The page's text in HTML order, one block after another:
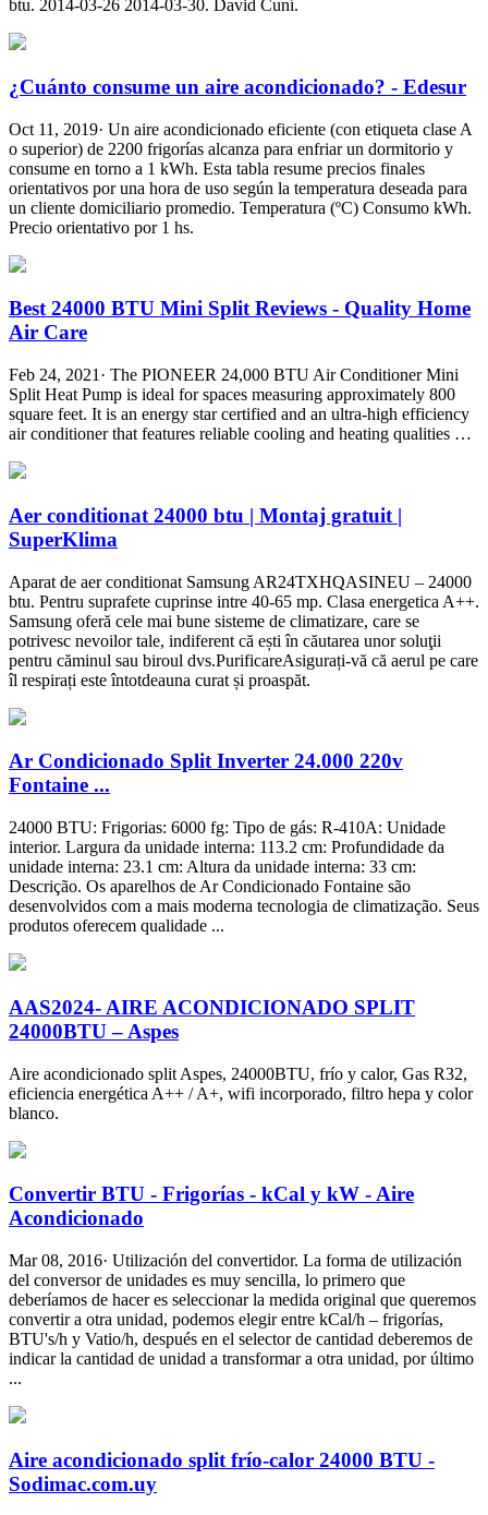
btu. 2014-03-26 2014-03-30. David Cuní.
¿Cuánto consume un aire acondicionado? - Edesur
Oct 11, 2019· Un aire acondicionado eficiente (con etiqueta clase A
o superior) de 2200 frigorías alcanza para enfriar un dormitorio y
consume en torno a 1 kWh. Esta tabla resume precios finales
orientativos por una hora de uso según la temperatura deseada para
un cliente domiciliario promedio. Temperatura (ºC) Consumo kWh.
Precio orientativo por 1 hs.
Best 24000 BTU Mini Split Reviews - Quality Home
Air Care
Feb 24, 2021· The PIONEER 24,000 BTU Air Conditioner Mini
Split Heat Pump is ideal for spaces measuring approximately 800
square feet. It is an energy star certified and an ultra-high efficiency
air conditioner that features reliable cooling and heating qualities …
Aer conditionat 24000 btu | Montaj gratuit |
SuperKlima
Aparat de aer conditionat Samsung AR24TXHQASINEU – 24000
btu. Pentru suprafete cuprinse intre 40-65 mp. Clasa energetica A++.
Samsung oferă cele mai bune sisteme de climatizare, care se
potrivesc nevoilor tale, indiferent că ești în căutarea unor soluţii
pentru căminul sau biroul dvs.PurificareAsigurați-vă că aerul pe care
îl respirați este întotdeauna curat și proaspăt.
Ar Condicionado Split Inverter 24.000 220v
Fontaine ...
24000 BTU: Frigorias: 6000 fg: Tipo de gás: R-410A: Unidade
interior. Largura da unidade interna: 113.2 cm: Profundidade da
unidade interna: 23.1 cm: Altura da unidade interna: 33 cm:
Descrição. Os aparelhos de Ar Condicionado Fontaine são
desenvolvidos com a mais moderna tecnologia de climatização. Seus
produtos oferecem qualidade ...
AAS2024- AIRE ACONDICIONADO SPLIT
24000BTU – Aspes
Aire acondicionado split Aspes, 24000BTU, frío y calor, Gas R32,
eficiencia energética A++ / A+, wifi incorporado, filtro hepa y color
blanco.
Convertir BTU - Frigorías - kCal y kW - Aire
Acondicionado
Mar 08, 2016· Utilización del convertidor. La forma de utilización
del conversor de unidades es muy sencilla, lo primero que
deberíamos de hacer es seleccionar la medida original que queremos
convertir a otra unidad, podemos elegir entre kCal/h – frigorías,
BTU's/h y Vatio/h, después en el selector de cantidad deberemos de
indicar la cantidad de unidad a transformar a otra unidad, por último
...
Aire acondicionado split frío-calor 24000 BTU -
Sodimac.com.uy